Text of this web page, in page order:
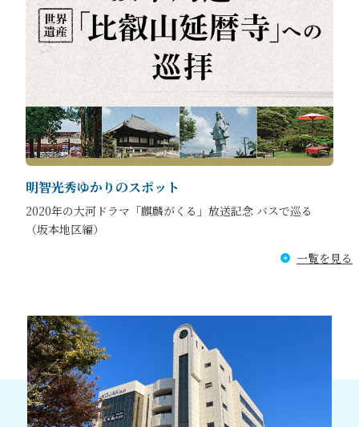
明智光秀ゆかりのスポット
2020年の⼤河ドラマ「麒麟がくる」放送記念 バスで巡る
（坂本地区編）
一覧を見る